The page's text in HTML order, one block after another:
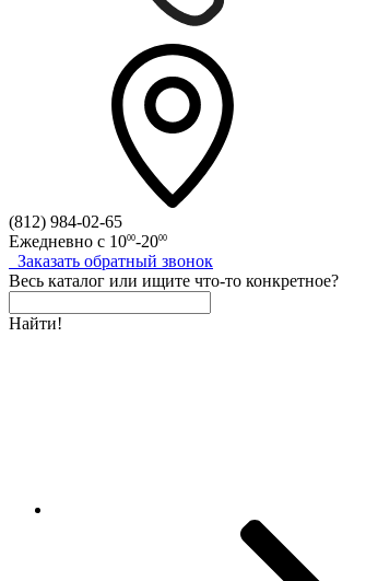
(812) 984-02-65
Ежедневно с 1000-2000
Заказать обратный звонок
Весь каталог или ищите что-то конкретное?
Найти!